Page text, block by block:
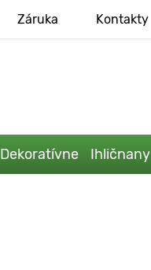
Záruka Kontakty
Dekoratívne Ihličnany